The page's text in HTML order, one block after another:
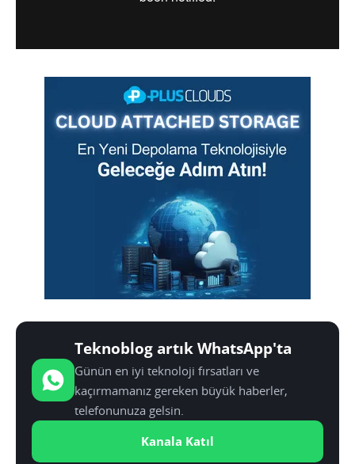
Teknoblog artık WhatsApp'ta
Günün en iyi teknoloji fırsatları ve
kaçırmamanız gereken büyük haberler,
telefonunuza gelsin.
Kanala Katıl